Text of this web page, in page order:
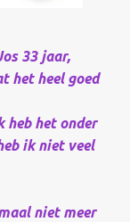
33 jaar,
het heel goed
heb het onder
ik niet veel
niet meer